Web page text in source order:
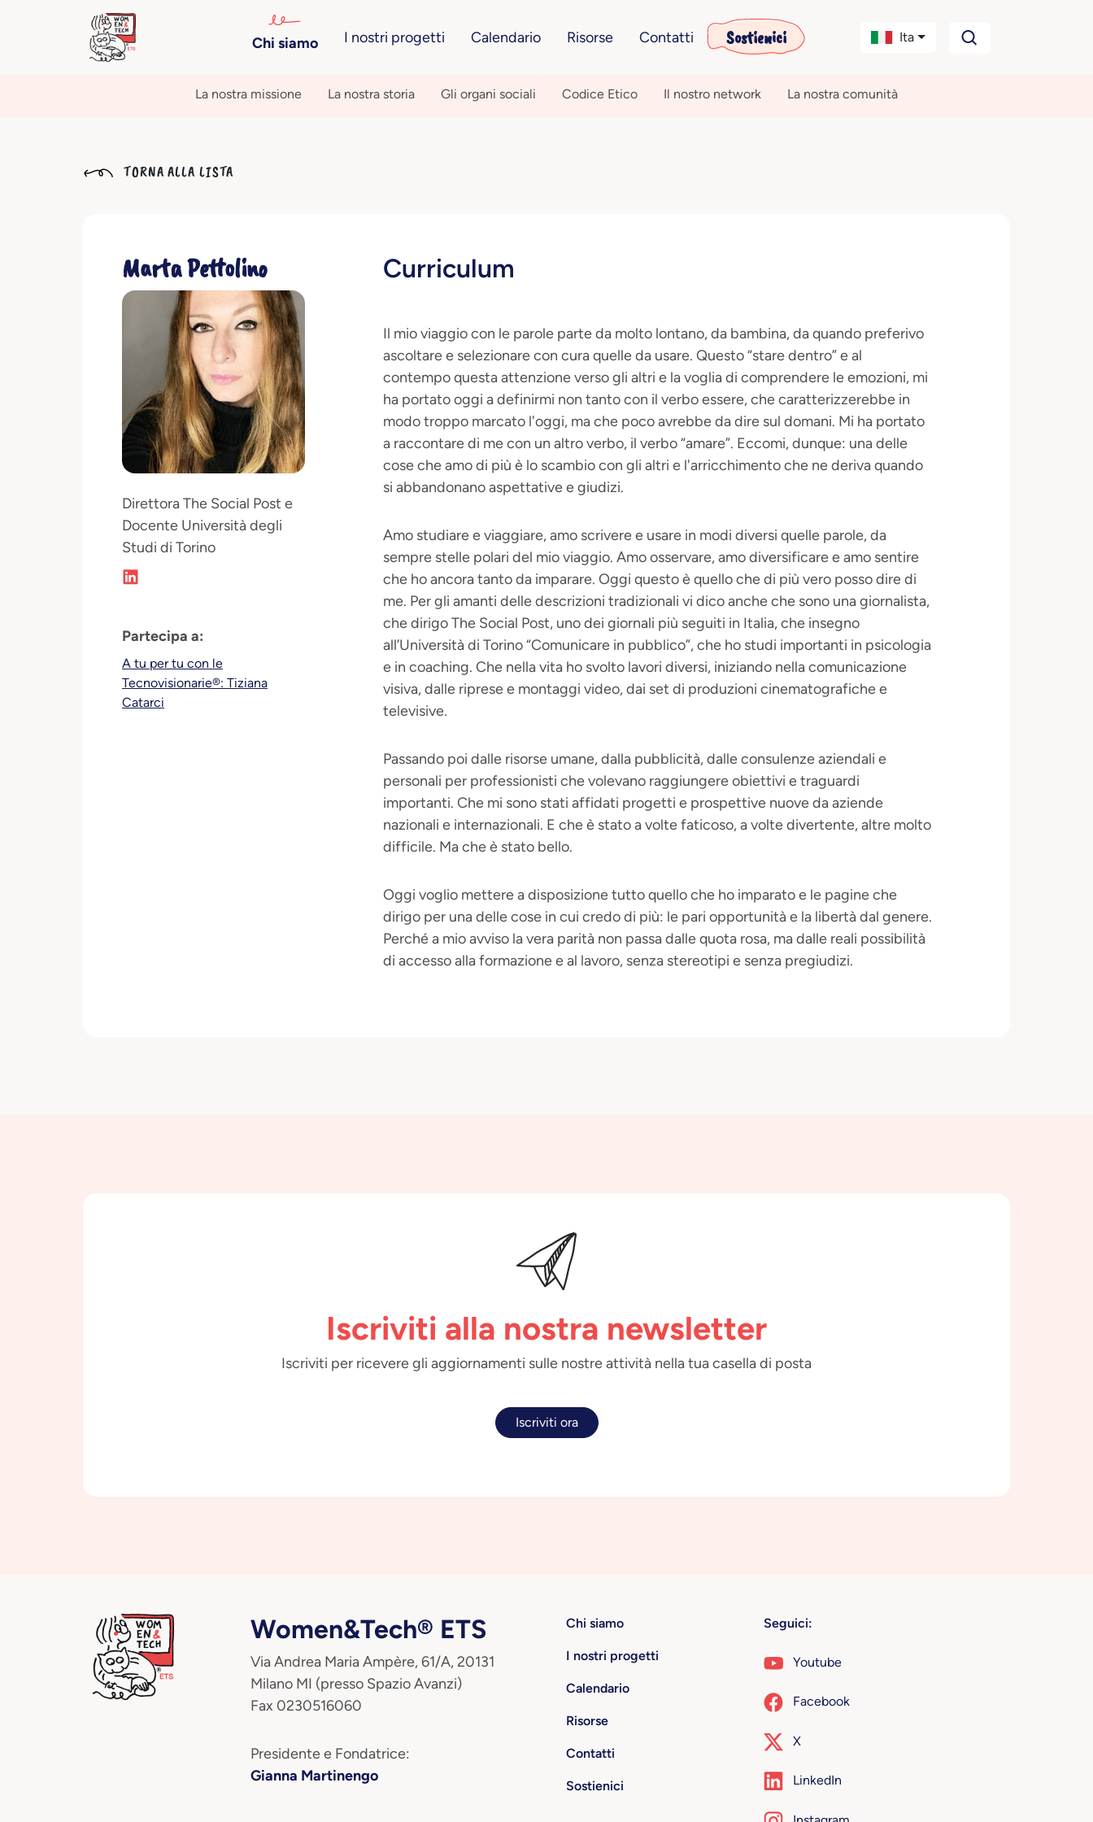
Chi siamo I nostri progetti Calendario Risorse Contatti Sostienici Ita
La nostra missione La nostra storia Gli organi sociali Codice Etico Il nostro network La nostra comunità
TORNA ALLA LISTA
Marta Pettolino
Direttora The Social Post e
Docente Università degli
Studi di Torino
Partecipa a:
A tu per tu con le
Tecnovisionarie®: Tiziana
Catarci
Curriculum
Il mio viaggio con le parole parte da molto lontano, da bambina, da quando preferivo
ascoltare e selezionare con cura quelle da usare. Questo “stare dentro” e al
contempo questa attenzione verso gli altri e la voglia di comprendere le emozioni, mi
ha portato oggi a definirmi non tanto con il verbo essere, che caratterizzerebbe in
modo troppo marcato l'oggi, ma che poco avrebbe da dire sul domani. Mi ha portato
a raccontare di me con un altro verbo, il verbo “amare”. Eccomi, dunque: una delle
cose che amo di più è lo scambio con gli altri e l'arricchimento che ne deriva quando
si abbandonano aspettative e giudizi.
Amo studiare e viaggiare, amo scrivere e usare in modi diversi quelle parole, da
sempre stelle polari del mio viaggio. Amo osservare, amo diversificare e amo sentire
che ho ancora tanto da imparare. Oggi questo è quello che di più vero posso dire di
me. Per gli amanti delle descrizioni tradizionali vi dico anche che sono una giornalista,
che dirigo The Social Post, uno dei giornali più seguiti in Italia, che insegno
all’Università di Torino “Comunicare in pubblico”, che ho studi importanti in psicologia
e in coaching. Che nella vita ho svolto lavori diversi, iniziando nella comunicazione
visiva, dalle riprese e montaggi video, dai set di produzioni cinematografiche e
televisive.
Passando poi dalle risorse umane, dalla pubblicità, dalle consulenze aziendali e
personali per professionisti che volevano raggiungere obiettivi e traguardi
importanti. Che mi sono stati affidati progetti e prospettive nuove da aziende
nazionali e internazionali. E che è stato a volte faticoso, a volte divertente, altre molto
difficile. Ma che è stato bello.
Oggi voglio mettere a disposizione tutto quello che ho imparato e le pagine che
dirigo per una delle cose in cui credo di più: le pari opportunità e la libertà dal genere.
Perché a mio avviso la vera parità non passa dalle quota rosa, ma dalle reali possibilità
di accesso alla formazione e al lavoro, senza stereotipi e senza pregiudizi.
Iscriviti alla nostra newsletter
Iscriviti per ricevere gli aggiornamenti sulle nostre attività nella tua casella di posta
Iscriviti ora
Women&Tech® ETS
Via Andrea Maria Ampère, 61/A, 20131
Milano MI (presso Spazio Avanzi)
Fax 0230516060
Presidente e Fondatrice:
Gianna Martinengo
Chi siamo
I nostri progetti
Calendario
Risorse
Contatti
Sostienici
Seguici:
Youtube
Facebook
X
LinkedIn